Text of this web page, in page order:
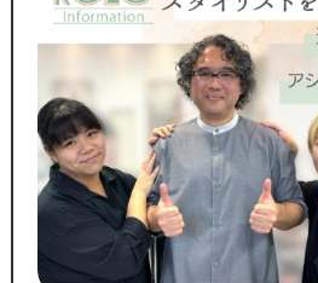
◆SNSで職場のリアルな雰囲気を
チェックできます！◆
￣￣￣￣￣￣￣￣￣￣￣￣￣
／
Instagram・TikTokで
当サロンの日常を配信中♪
＼
スタッフの技術紹介や職場の雰囲
撮影イベント・研修会の様子など、